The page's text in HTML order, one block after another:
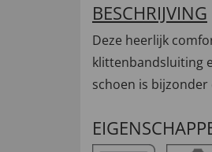
BESCHRIJVING
Deze heerlijk
klittenbandsluiting
schoen is